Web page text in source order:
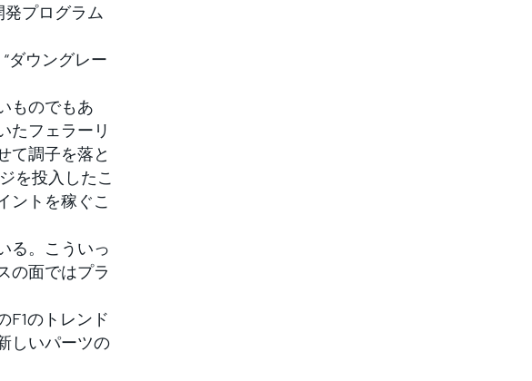
プログラム
ダウングレー
ものでもあ
たフェラーリ
て調子を落と
を投入したこ
ントを稼ぐこ
る。こういっ
の面ではプラ
F1のトレンド
しいパーツの